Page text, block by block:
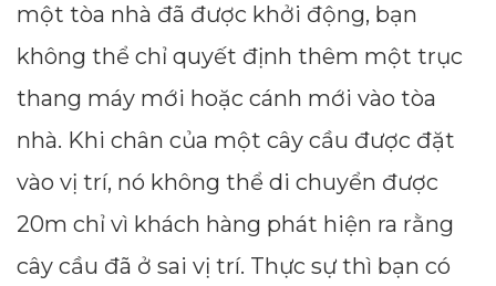
một tòa nhà đã được khởi động, bạn
không thể chỉ quyết định thêm một trục
thang máy mới hoặc cánh mới vào tòa
nhà. Khi chân của một cây cầu được đặt
vào vị trí, nó không thể di chuyển được
20m chỉ vì khách hàng phát hiện ra rằng
cây cầu đã ở sai vị trí. Thực sự thì bạn có